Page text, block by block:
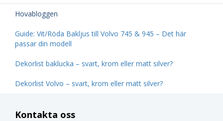
Hovabloggen
Guide: Vit/Röda Bakljus till Volvo 745 & 945 – Det här
passar din modell
Dekorlist baklucka – svart, krom eller matt silver?
Dekorlist Volvo – svart, krom eller matt silver?
Kontakta oss